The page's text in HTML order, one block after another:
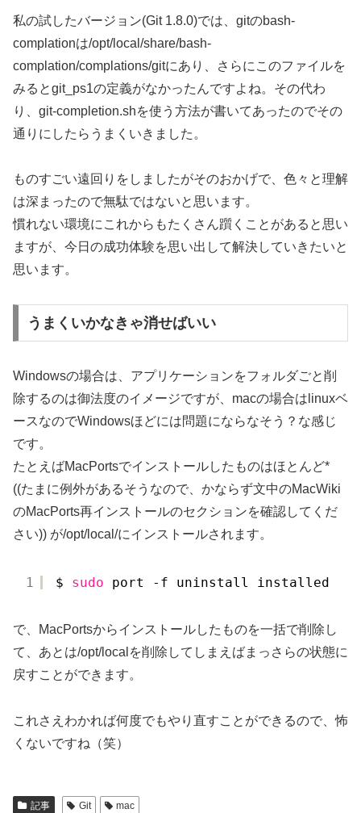
私の試したバージョン(Git 1.8.0)では、gitのbash-
complationは/opt/local/share/bash-
complation/complations/gitにあり、さらにこのファイルを
みるとgit_ps1の定義がなかったんですよね。その代わ
り、git-completion.shを使う方法が書いてあったのでその
通りにしたらうまくいきました。
ものすごい遠回りをしましたがそのおかげで、色々と理解
は深まったので無駄ではないと思います。
慣れない環境にこれからもたくさん躓くことがあると思い
ますが、今日の成功体験を思い出して解決していきたいと
思います。
うまくいかなきゃ消せばいい
Windowsの場合は、アプリケーションをフォルダごと削
除するのは御法度のイメージですが、macの場合はlinuxベ
ースなのでWindowsほどには問題にならなそう？な感じ
です。
たとえばMacPortsでインストールしたものはほとんど*
((たまに例外があるそうなので、かならず文中のMacWiki
のMacPorts再インストールのセクションを確認してくだ
さい)) が/opt/local/にインストールされます。
1 $ sudo port -f uninstall installed
で、MacPortsからインストールしたものを一括で削除し
て、あとは/opt/localを削除してしまえばまっさらの状態に
戻すことができます。
これさえわかれば何度でもやり直すことができるので、怖
くないですね（笑）
記事 Git mac